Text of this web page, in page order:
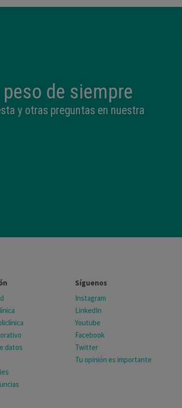
de siempre
y otras preguntas en nuestra
datos
Síguenos
Instagram
LinkedIn
Youtube
Facebook
Twitter
Tu opinión es importante